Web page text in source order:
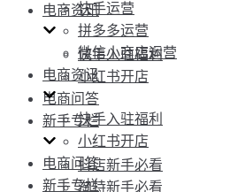
电商资讯
快手入驻福利
小红书开店
电商问答
新手专栏
抖店新手必看
淘特新手必看
快手运营
拼多多运营
微信小商店运营
电商资讯
快手入驻福利
小红书开店
电商问答
新手专栏